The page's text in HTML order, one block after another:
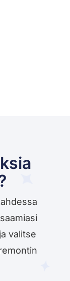
valitse